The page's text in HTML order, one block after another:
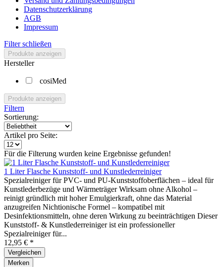
Datenschutzerklärung
AGB
Impressum
Filter schließen
Produkte anzeigen
Hersteller
cosiMed
Produkte anzeigen
Filtern
Sortierung:
Artikel pro Seite:
Für die Filterung wurden keine Ergebnisse gefunden!
1 Liter Flasche Kunststoff- und Kunstlederreiniger
Spezialreiniger für PVC- und PU-Kunststoffoberflächen – ideal für
Kunstlederbezüge und Wärmeträger Wirksam ohne Alkohol –
reinigt gründlich mit hoher Emulgierkraft, ohne das Material
anzugreifen Nichtionische Formel – kompatibel mit
Desinfektionsmitteln, ohne deren Wirkung zu beeinträchtigen Dieser
Kunststoff- & Kunstlederreiniger ist ein professioneller
Spezialreiniger für...
12,95 € *
Vergleichen
Merken